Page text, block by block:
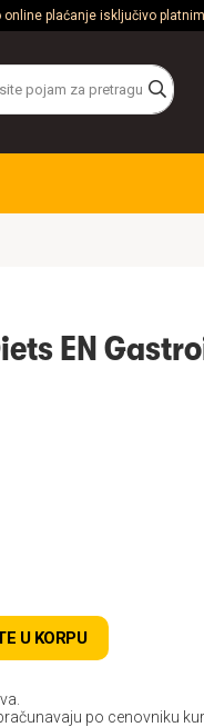
plaćanje isključivo
EN
U KORPU
po cenovniku